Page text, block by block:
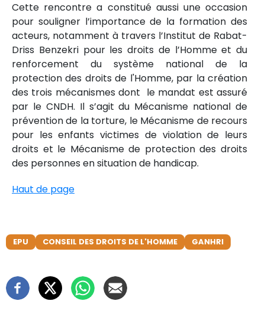
Cette rencontre a constitué aussi une occasion
pour souligner l’importance de la formation des
acteurs, notamment à travers l’Institut de Rabat-
Driss Benzekri pour les droits de l’Homme et du
renforcement du système national de la
protection des droits de l'Homme, par la création
des trois mécanismes dont le mandat est assuré
par le CNDH. Il s’agit du Mécanisme national de
prévention de la torture, le Mécanisme de recours
pour les enfants victimes de violation de leurs
droits et le Mécanisme de protection des droits
des personnes en situation de handicap.
Haut de page
EPU CONSEIL DES DROITS DE L'HOMME GANHRI